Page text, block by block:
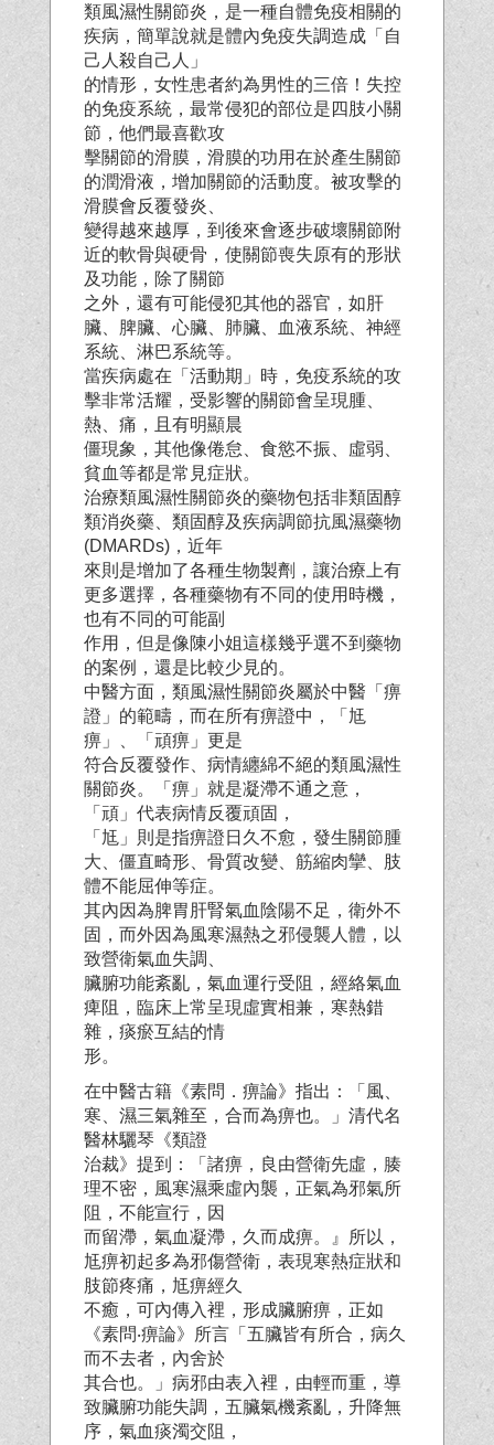
類風濕性關節炎，是一種自體免疫相關的
疾病，簡單說就是體內免疫失調造成「自
己人殺自己人」
的情形，女性患者約為男性的三倍！失控
的免疫系統，最常侵犯的部位是四肢小關
節，他們最喜歡攻
擊關節的滑膜，滑膜的功用在於產生關節
的潤滑液，增加關節的活動度。被攻擊的
滑膜會反覆發炎、
變得越來越厚，到後來會逐步破壞關節附
近的軟骨與硬骨，使關節喪失原有的形狀
及功能，除了關節
之外，還有可能侵犯其他的器官，如肝
臟、脾臟、心臟、肺臟、血液系統、神經
系統、淋巴系統等。
當疾病處在「活動期」時，免疫系統的攻
擊非常活耀，受影響的關節會呈現腫、
熱、痛，且有明顯晨
僵現象，其他像倦怠、食慾不振、虛弱、
貧血等都是常見症狀。
治療類風濕性關節炎的藥物包括非類固醇
類消炎藥、類固醇及疾病調節抗風濕藥物
(DMARDs)，近年
來則是增加了各種生物製劑，讓治療上有
更多選擇，各種藥物有不同的使用時機，
也有不同的可能副
作用，但是像陳小姐這樣幾乎選不到藥物
的案例，還是比較少見的。
中醫方面，類風濕性關節炎屬於中醫「痹
證」的範疇，而在所有痹證中，「尪
痹」、「頑痹」更是
符合反覆發作、病情纏綿不絕的類風濕性
關節炎。「痹」就是凝滯不通之意，
「頑」代表病情反覆頑固，
「尪」則是指痹證日久不愈，發生關節腫
大、僵直畸形、骨質改變、筋縮肉攣、肢
體不能屈伸等症。
其內因為脾胃肝腎氣血陰陽不足，衛外不
固，而外因為風寒濕熱之邪侵襲人體，以
致營衛氣血失調、
臟腑功能紊亂，氣血運行受阻，經絡氣血
痺阻，臨床上常呈現虛實相兼，寒熱錯
雜，痰瘀互結的情
形。
在中醫古籍《素問．痹論》指出：「風、
寒、濕三氣雜至，合而為痹也。」清代名
醫林驪琴《類證
治裁》提到：「諸痹，良由營衛先虛，腠
理不密，風寒濕乘虛內襲，正氣為邪氣所
阻，不能宣行，因
而留滯，氣血凝滯，久而成痹。』所以，
尪痹初起多為邪傷營衛，表現寒熱症狀和
肢節疼痛，尪痹經久
不癒，可內傳入裡，形成臟腑痹，正如
《素問‧痹論》所言「五臟皆有所合，病久
而不去者，內舍於
其合也。」病邪由表入裡，由輕而重，導
致臟腑功能失調，五臟氣機紊亂，升降無
序，氣血痰濁交阻，